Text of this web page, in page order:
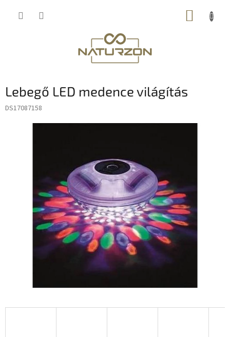
KOSÁR
Lebegő LED medence világítás
DS17087158